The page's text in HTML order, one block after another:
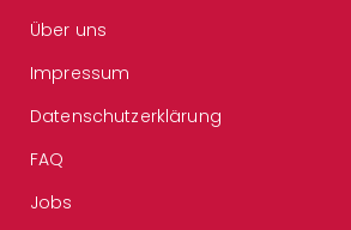
Über uns
Impressum
Datenschutzerklärung
FAQ
Jobs